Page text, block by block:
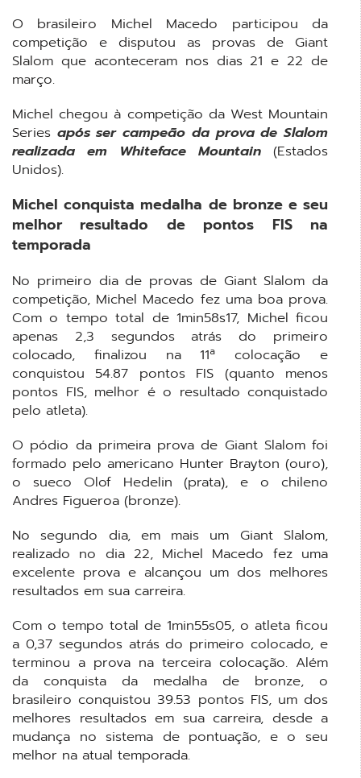
O brasileiro Michel Macedo participou da
competição e disputou as provas de Giant
Slalom que aconteceram nos dias 21 e 22 de
março.
Michel chegou à competição da West Mountain
Series após ser campeão da prova de Slalom
realizada em Whiteface Mountain (Estados
Unidos).
Michel conquista medalha de bronze e seu
melhor resultado de pontos FIS na
temporada
No primeiro dia de provas de Giant Slalom da
competição, Michel Macedo fez uma boa prova.
Com o tempo total de 1min58s17, Michel ficou
apenas 2,3 segundos atrás do primeiro
colocado, finalizou na 11ª colocação e
conquistou 54.87 pontos FIS (quanto menos
pontos FIS, melhor é o resultado conquistado
pelo atleta).
O pódio da primeira prova de Giant Slalom foi
formado pelo americano Hunter Brayton (ouro),
o sueco Olof Hedelin (prata), e o chileno
Andres Figueroa (bronze).
No segundo dia, em mais um Giant Slalom,
realizado no dia 22, Michel Macedo fez uma
excelente prova e alcançou um dos melhores
resultados em sua carreira.
Com o tempo total de 1min55s05, o atleta ficou
a 0,37 segundos atrás do primeiro colocado, e
terminou a prova na terceira colocação. Além
da conquista da medalha de bronze, o
brasileiro conquistou 39.53 pontos FIS, um dos
melhores resultados em sua carreira, desde a
mudança no sistema de pontuação, e o seu
melhor na atual temporada.